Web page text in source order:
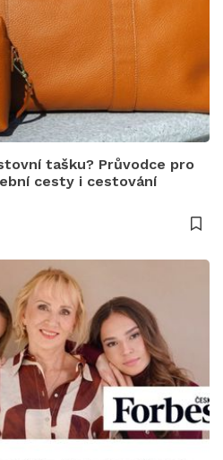
tašku? Průvodce pro
cesty i cestování